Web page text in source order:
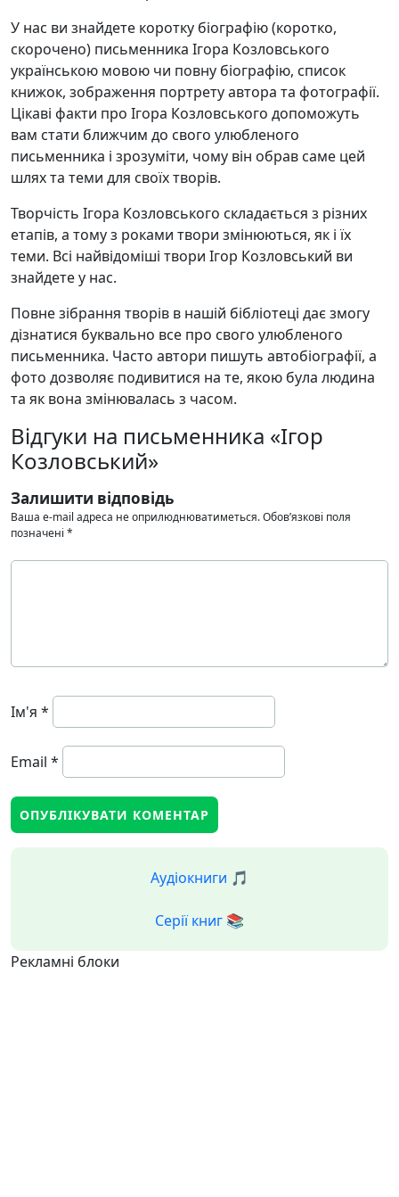
У нас ви знайдете коротку біографію (коротко,
скорочено) письменника Ігора Козловського
українською мовою чи повну біографію, список
книжок, зображення портрету автора та фотографії.
Цікаві факти про Ігора Козловського допоможуть
вам стати ближчим до свого улюбленого
письменника і зрозуміти, чому він обрав саме цей
шлях та теми для своїх творів.
Творчість Ігора Козловського складається з різних
етапів, а тому з роками твори змінюються, як і їх
теми. Всі найвідоміші твори Ігор Козловський ви
знайдете у нас.
Повне зібрання творів в нашій бібліотеці дає змогу
дізнатися буквально все про свого улюбленого
письменника. Часто автори пишуть автобіографії, а
фото дозволяє подивитися на те, якою була людина
та як вона змінювалась з часом.
Відгуки на письменника «Ігор
Козловський»
Залишити відповідь
Ваша e-mail адреса не оприлюднюватиметься.Обов’язкові поля
позначені *
Ім'я *
Email *
Аудіокниги 🎵
Серії книг 📚
Рекламні блоки